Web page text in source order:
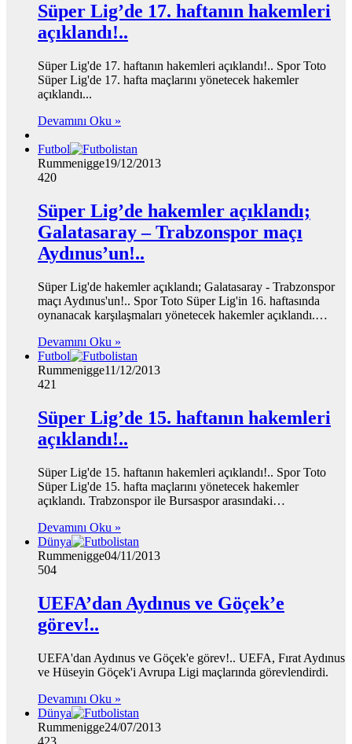
Süper Lig’de 17. haftanın hakemleri
açıklandı!..
Süper Lig'de 17. haftanın hakemleri açıklandı!.. Spor Toto
Süper Lig'de 17. hafta maçlarını yönetecek hakemler
açıklandı...
Devamını Oku »
Futbol
Rummenigge19/12/2013
420
Süper Lig’de hakemler açıklandı;
Galatasaray – Trabzonspor maçı
Aydınus’un!..
Süper Lig'de hakemler açıklandı; Galatasaray - Trabzonspor
maçı Aydınus'un!.. Spor Toto Süper Lig'in 16. haftasında
oynanacak karşılaşmaları yönetecek hakemler açıklandı.…
Devamını Oku »
Futbol
Rummenigge11/12/2013
421
Süper Lig’de 15. haftanın hakemleri
açıklandı!..
Süper Lig'de 15. haftanın hakemleri açıklandı!.. Spor Toto
Süper Lig'de 15. hafta maçlarını yönetecek hakemler
açıklandı. Trabzonspor ile Bursaspor arasındaki…
Devamını Oku »
Dünya
Rummenigge04/11/2013
504
UEFA’dan Aydınus ve Göçek’e
görev!..
UEFA'dan Aydınus ve Göçek'e görev!.. UEFA, Fırat Aydınus
ve Hüseyin Göçek'i Avrupa Ligi maçlarında görevlendirdi.
Devamını Oku »
Dünya
Rummenigge24/07/2013
423